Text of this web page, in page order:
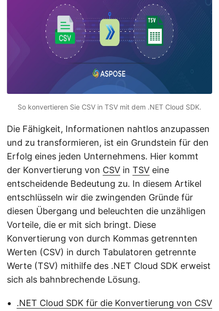
So konvertieren Sie CSV in TSV mit dem .NET Cloud SDK.
Die Fähigkeit, Informationen nahtlos anzupassen
und zu transformieren, ist ein Grundstein für den
Erfolg eines jeden Unternehmens. Hier kommt
der Konvertierung von CSV in TSV eine
entscheidende Bedeutung zu. In diesem Artikel
entschlüsseln wir die zwingenden Gründe für
diesen Übergang und beleuchten die unzähligen
Vorteile, die er mit sich bringt. Diese
Konvertierung von durch Kommas getrennten
Werten (CSV) in durch Tabulatoren getrennte
Werte (TSV) mithilfe des .NET Cloud SDK erweist
sich als bahnbrechende Lösung.
.NET Cloud SDK für die Konvertierung von CSV